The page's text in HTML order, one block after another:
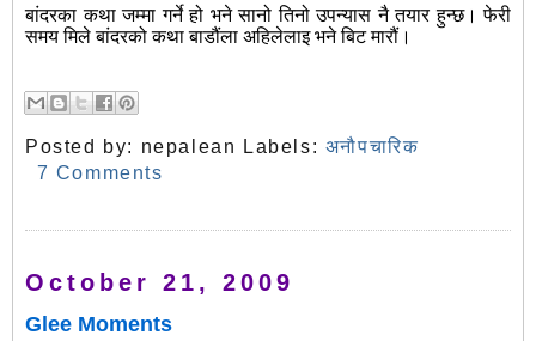
बांदरका कथा जम्मा गर्ने हो भने सानो तिनो उपन्यास नै तयार हुन्छ। फेरी
समय मिले बांदरको कथा बाडौंला अहिलेलाइ भने बिट मारौं।
Posted by: nepalean Labels: अनौपचारिक
7 Comments
October 21, 2009
Glee Moments